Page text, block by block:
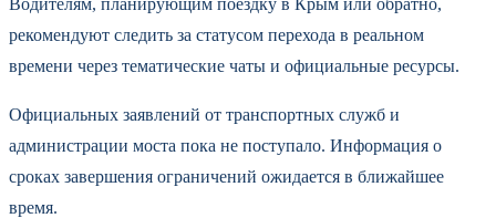
рекомендуют следить за статусом перехода в реальном
времени через тематические чаты и официальные ресурсы.
Официальных заявлений от транспортных служб и
администрации моста пока не поступало. Информация о
сроках завершения ограничений ожидается в ближайшее
время.